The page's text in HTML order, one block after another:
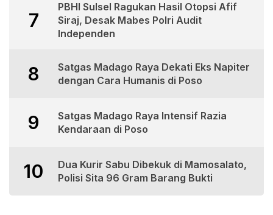
7
PBHI Sulsel Ragukan Hasil Otopsi Afif
Siraj, Desak Mabes Polri Audit
Independen
8
Satgas Madago Raya Dekati Eks Napiter
dengan Cara Humanis di Poso
9
Satgas Madago Raya Intensif Razia
Kendaraan di Poso
10
Dua Kurir Sabu Dibekuk di Mamosalato,
Polisi Sita 96 Gram Barang Bukti